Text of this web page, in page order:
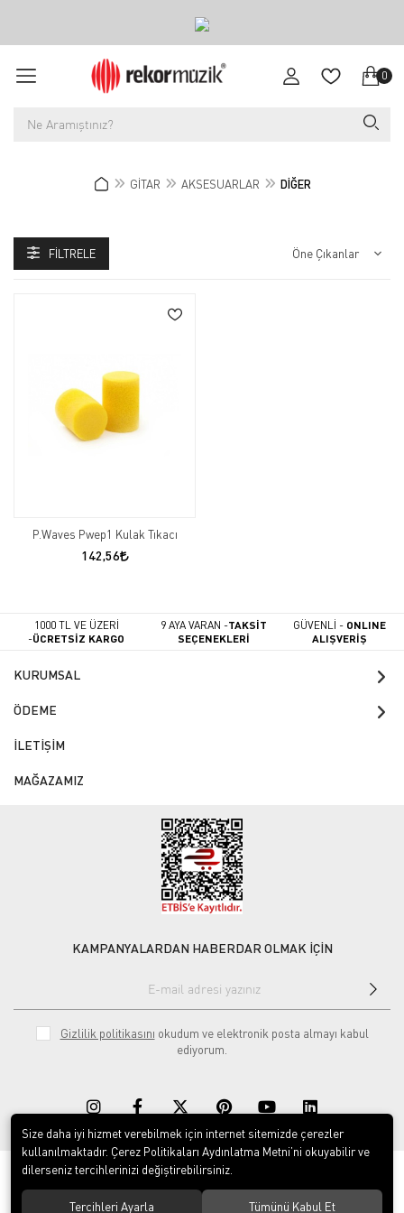
0
GİTAR AKSESUARLAR DİĞER
FILTRELE
P.Waves Pwep1 Kulak Tıkacı
142,56
1000 TL VE ÜZERİ
-ÜCRETSİZ KARGO
9 AYA VARAN -TAKSİT
SEÇENEKLERİ
GÜVENLİ - ONLINE
ALIŞVERİŞ
KURUMSAL
ÖDEME
İLETİŞİM
MAĞAZAMIZ
KAMPANYALARDAN HABERDAR OLMAK İÇİN
Gizlilik politikasını okudum ve elektronik posta almayı kabul
ediyorum.
© 2020Rekor Müzik. Tüm hakları saklıdır.
Size daha iyi hizmet verebilmek için internet sitemizde çerezler
kullanılmaktadır. Çerez Politikaları Aydınlatma Metni’ni okuyabilir ve
dilerseniz tercihlerinizi değiştirebilirsiniz.
Tercihleri Ayarla Tümünü Kabul Et